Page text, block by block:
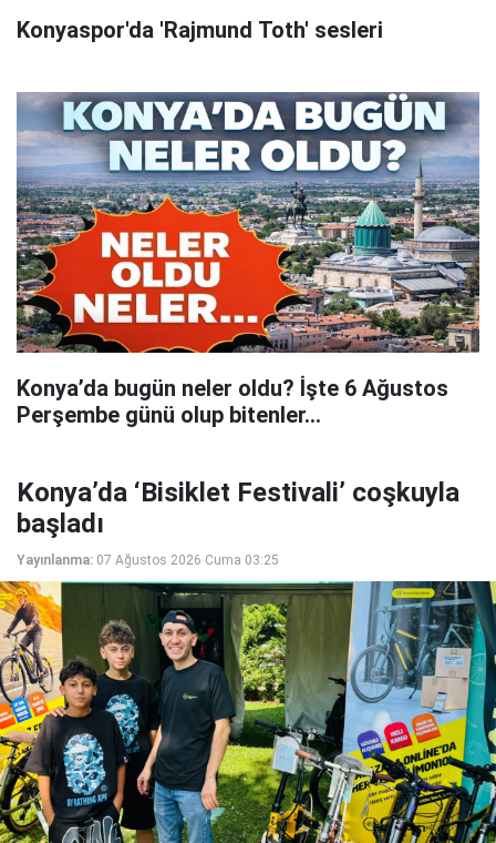
Konyaspor'da 'Rajmund Toth' sesleri
Konya’da bugün neler oldu? İşte 6 Ağustos
Perşembe günü olup bitenler…
Konya’da ‘Bisiklet Festivali’ coşkuyla
başladı
Yayınlanma: 07 Ağustos 2026 Cuma 03:25